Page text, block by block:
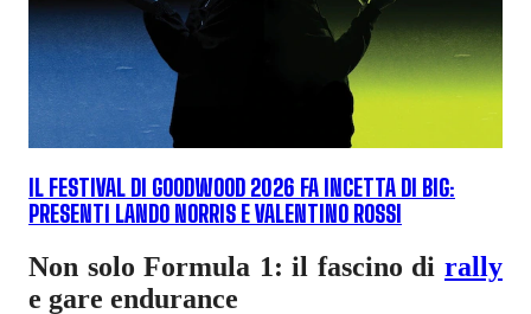
IL FESTIVAL DI GOODWOOD 2026 FA INCETTA DI BIG:
PRESENTI LANDO NORRIS E VALENTINO ROSSI
Non solo Formula 1: il fascino di rally
e gare endurance